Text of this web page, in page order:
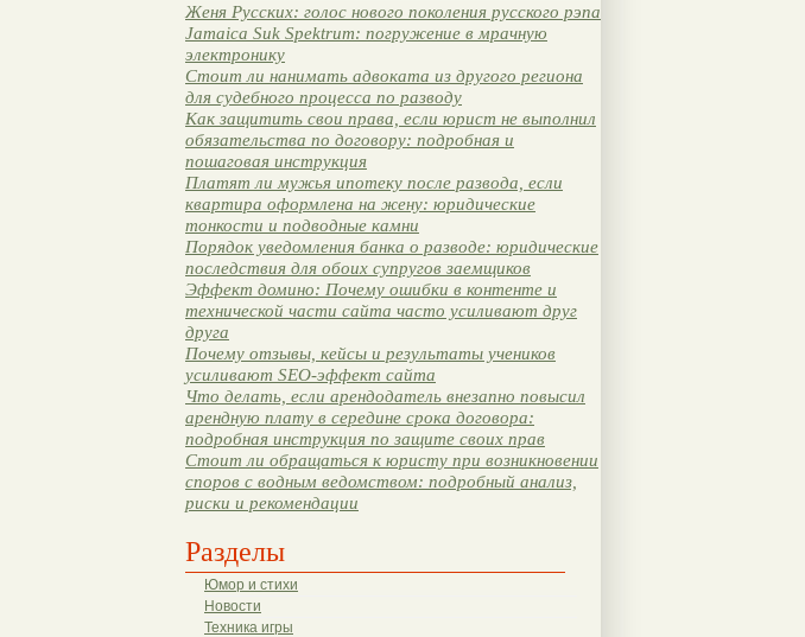
Женя Русских: голос нового поколения русского рэпа
Jamaica Suk Spektrum: погружение в мрачную
электронику
Стоит ли нанимать адвоката из другого региона
для судебного процесса по разводу
Как защитить свои права, если юрист не выполнил
обязательства по договору: подробная и
пошаговая инструкция
Платят ли мужья ипотеку после развода, если
квартира оформлена на жену: юридические
тонкости и подводные камни
Порядок уведомления банка о разводе: юридические
последствия для обоих супругов заемщиков
Эффект домино: Почему ошибки в контенте и
технической части сайта часто усиливают друг
друга
Почему отзывы, кейсы и результаты учеников
усиливают SEO-эффект сайта
Что делать, если арендодатель внезапно повысил
арендную плату в середине срока договора:
подробная инструкция по защите своих прав
Стоит ли обращаться к юристу при возникновении
споров с водным ведомством: подробный анализ,
риски и рекомендации
Разделы
Юмор и стихи
Новости
Техника игры